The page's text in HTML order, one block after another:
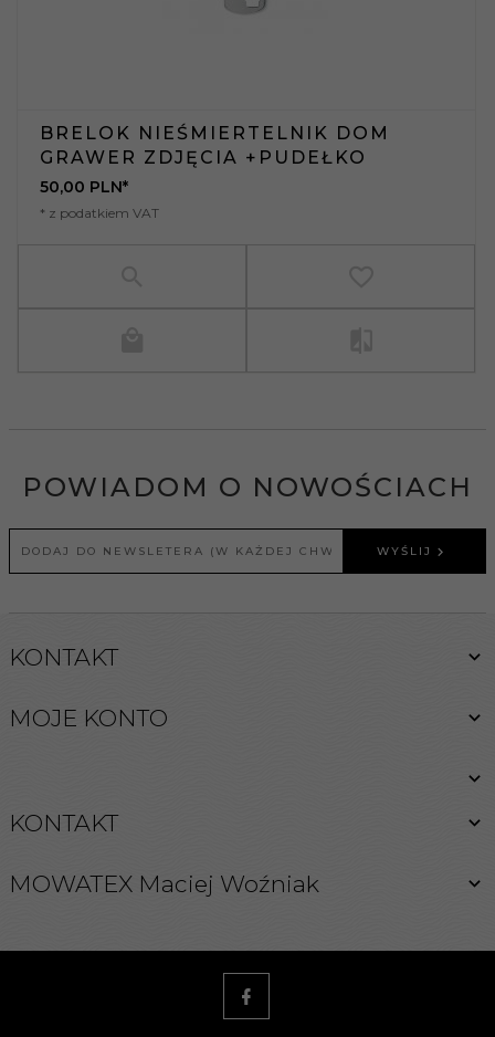
BRELOK NIEŚMIERTELNIK DOM
GRAWER ZDJĘCIA +PUDEŁKO
50,00 PLN*
* z podatkiem VAT
POWIADOM O NOWOŚCIACH
WYŚLIJ
KONTAKT
MOJE KONTO
KONTAKT
MOWATEX Maciej Woźniak